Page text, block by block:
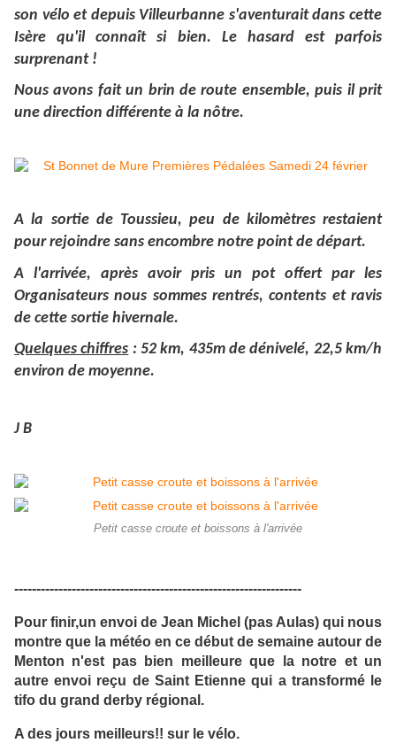
son vélo et depuis Villeurbanne s'aventurait dans cette
Isère qu'il connaît si bien. Le hasard est parfois
surprenant !
Nous avons fait un brin de route ensemble, puis il prit
une direction différente à la nôtre.
A la sortie de Toussieu, peu de kilomètres restaient
pour rejoindre sans encombre notre point de départ.
A l'arrivée, après avoir pris un pot offert par les
Organisateurs nous sommes rentrés, contents et ravis
de cette sortie hivernale.
Quelques chiffres : 52 km, 435m de dénivelé, 22,5 km/h
environ de moyenne.
J B
Petit casse croute et boissons à l'arrivée
-----------------------------------------------------------------
Pour finir,un envoi de Jean Michel (pas Aulas) qui nous
montre que la météo en ce début de semaine autour de
Menton n'est pas bien meilleure que la notre et un
autre envoi reçu de Saint Etienne qui a transformé le
tifo du grand derby régional.
A des jours meilleurs!! sur le vélo.